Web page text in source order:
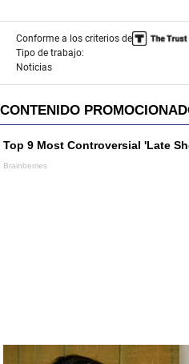
Conforme a los criterios de
Tipo de trabajo:
Noticias